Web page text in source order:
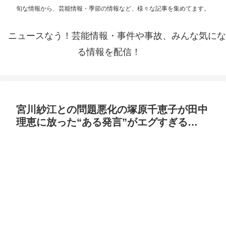
旬な情報から、芸能情報・季節の情報など、様々な記事を集めてます。
ニュースなう！芸能情報・事件や事故、みんな気にな
る情報を配信！
宮川紗江との問題悪化の塚原千恵子が田中
理恵に放った“ある発言”がエグすぎる…